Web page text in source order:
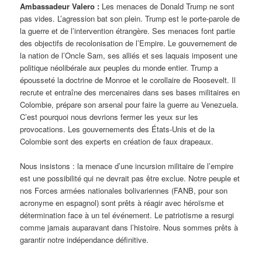
Ambassadeur Valero : Les menaces de Donald Trump ne sont
pas vides. L’agression bat son plein. Trump est le porte-parole de
la guerre et de l’intervention étrangère. Ses menaces font partie
des objectifs de recolonisation de l’Empire. Le gouvernement de
la nation de l’Oncle Sam, ses alliés et ses laquais imposent une
politique néolibérale aux peuples du monde entier. Trump a
épousseté la doctrine de Monroe et le corollaire de Roosevelt. Il
recrute et entraîne des mercenaires dans ses bases militaires en
Colombie, prépare son arsenal pour faire la guerre au Venezuela.
C’est pourquoi nous devrions fermer les yeux sur les
provocations. Les gouvernements des États-Unis et de la
Colombie sont des experts en création de faux drapeaux.
Nous insistons : la menace d’une incursion militaire de l’empire
est une possibilité qui ne devrait pas être exclue. Notre peuple et
nos Forces armées nationales bolivariennes (FANB, pour son
acronyme en espagnol) sont prêts à réagir avec héroïsme et
détermination face à un tel événement. Le patriotisme a resurgi
comme jamais auparavant dans l’histoire. Nous sommes prêts à
garantir notre indépendance définitive.